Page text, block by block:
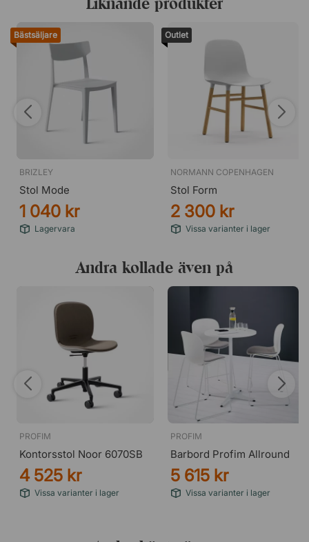
Bästsäljare
BRIZLEY
Stol Mode
1 040 kr
Lagervara
Outlet
NORMANN COPENHAGEN
Stol Form
2 300 kr
Vissa varianter i lager
Andra kollade även på
PROFIM
Kontorsstol Noor 6070SB
4 525 kr
Vissa varianter i lager
PROFIM
Barbord Profim Allround
5 615 kr
Vissa varianter i lager